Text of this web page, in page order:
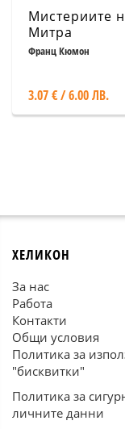
Мистериите
Митра
Франц Кюмон
3.07 € / 6.00 ЛВ.
ХЕЛИКОН
За нас
Работа
Контакти
Общи условия
Политика за
"бисквитки"
Политика за
личните данни